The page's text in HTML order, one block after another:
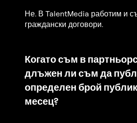
Не. В TalentMedia работим и
граждански договори.
Когато съм в
длъжен ли съм да
определен брой
месец?